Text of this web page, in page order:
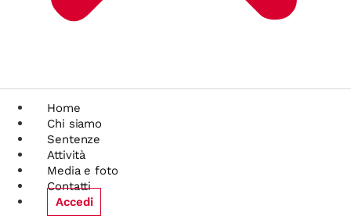
Home
Chi siamo
Sentenze
Attività
Media e foto
Contatti
Accedi